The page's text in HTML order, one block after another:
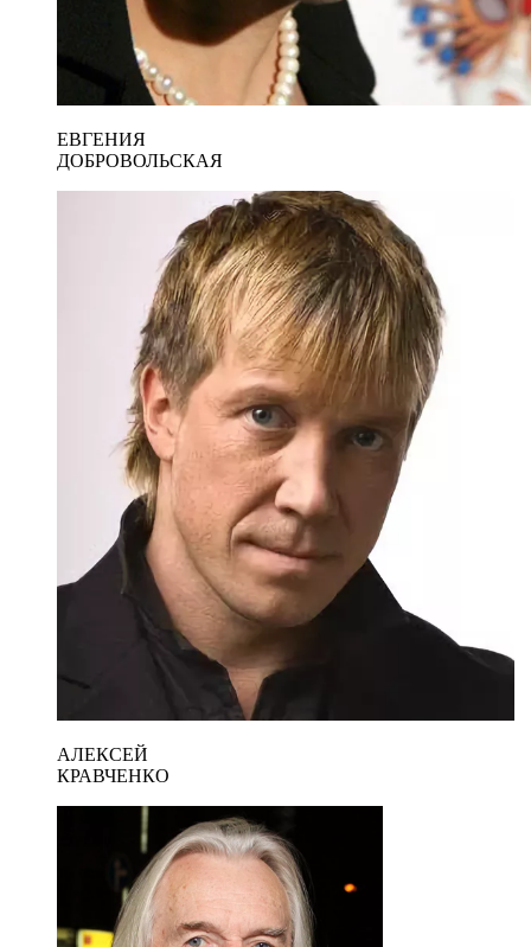
ЕВГЕНИЯ
ДОБРОВОЛЬСКАЯ
АЛЕКСЕЙ
КРАВЧЕНКО